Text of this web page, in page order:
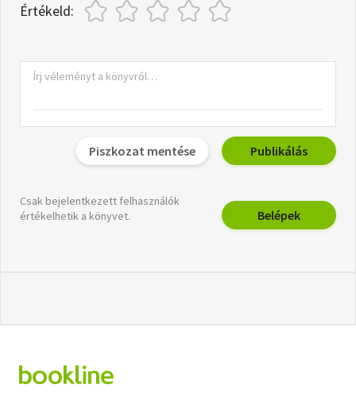
Értékeld:
Piszkozat mentése Publikálás
Csak bejelentkezett felhasználók
értékelhetik a könyvet.
Belépek